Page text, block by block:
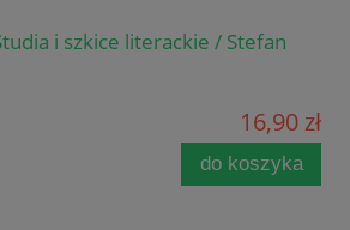
i szkice literackie / Stefan
16,90 zł
do koszyka